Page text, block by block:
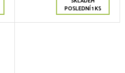
POSLEDNÍ 1 KS